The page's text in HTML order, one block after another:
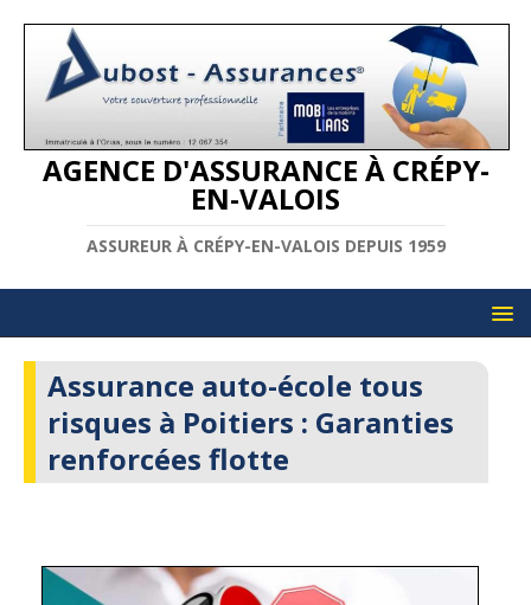
AGENCE D'ASSURANCE À CRÉPY-
EN-VALOIS
ASSUREUR À CRÉPY-EN-VALOIS DEPUIS 1959
Assurance auto-école tous
risques à Poitiers : Garanties
renforcées flotte